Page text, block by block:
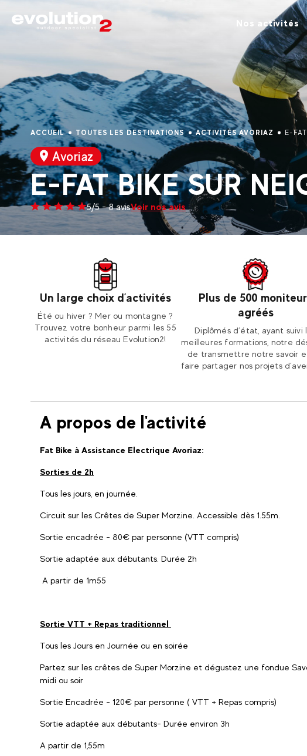
Nos activités
ACCUEIL TOUTES LES DESTINATIONS ACTIVITÉS AVORIAZ E-
Avoriaz
E-FAT BIKE SUR
5/5 - 8 avisVoir nos avis
Un large choix d’activités
Été ou hiver ? Mer ou montagne ?
Trouvez votre bonheur parmi les 55
activités du réseau Evolution2!
Plus de 500
agréés
Diplômés d’état, ayant suivi
meilleures formations, notre
de transmettre notre savoir
faire partager nos projets
A propos de l'activité
Fat Bike à Assistance Electrique Avoriaz:
Sorties de 2h
Tous les jours, en journée.
Circuit sur les Crêtes de Super Morzine. Accessible dès 1.55m.
Sortie encadrée - 80€ par personne (VTT compris)
Sortie adaptée aux débutants. Durée 2h
A partir de 1m55
Sortie VTT + Repas traditionnel
Tous les Jours en Journée ou en soirée
Partez sur les crêtes de Super Morzine et dégustez une fondue
midi ou soir
Sortie Encadrée - 120€ par personne ( VTT + Repas compris)
Sortie adaptée aux débutants- Durée environ 3h
A partir de 1,55m